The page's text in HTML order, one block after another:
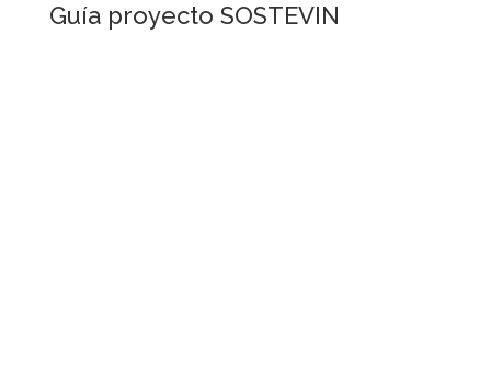
Guía proyecto SOSTEVIN